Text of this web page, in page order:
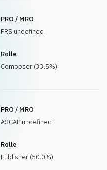
PRO / MRO
PRS undefined
Rolle
Composer (33.5%)
PRO / MRO
ASCAP undefined
Rolle
Publisher (50.0%)